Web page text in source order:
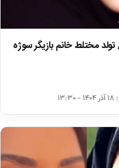
تولد مختلط خانم بازیگر سوژه